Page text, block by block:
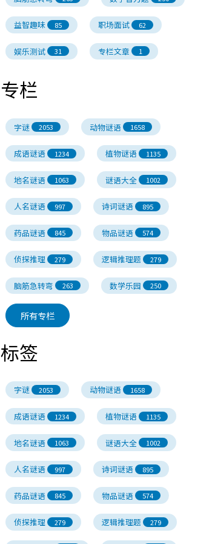
益智趣味 85 职场面试 62
娱乐测试 31 专栏文章 1
专栏
字谜 2053 动物谜语 1658
成语谜语 1234 植物谜语 1135
地名谜语 1063 谜语大全 1002
人名谜语 997 诗词谜语 895
药品谜语 845 物品谜语 574
侦探推理 279 逻辑推理题 279
脑筋急转弯 263 数学乐园 250
所有专栏
标签
字谜 2053 动物谜语 1658
成语谜语 1234 植物谜语 1135
地名谜语 1063 谜语大全 1002
人名谜语 997 诗词谜语 895
药品谜语 845 物品谜语 574
侦探推理 279 逻辑推理题 279